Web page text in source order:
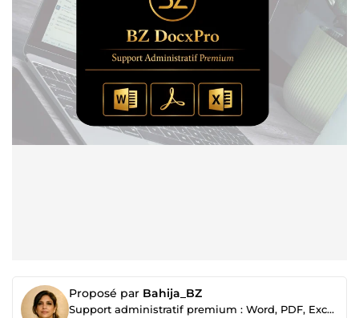
Proposé par Bahija_BZ
Support administratif premium : Word, PDF, Excel, correction & synthèse